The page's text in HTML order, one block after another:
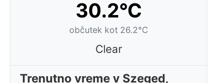
30.2°C
občutek kot 26.2°C
Clear
Trenutno vreme v Szeged,